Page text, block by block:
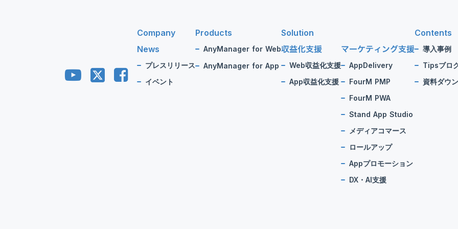
Company
News
プレスリリース
イベント
Products
AnyManager for Web
AnyManager for App
Solution
収益化支援
Web収益化支援
App収益化支援
マーケティング支援
AppDelivery
FourM PMP
FourM PWA
Stand App Studio
メディアコマース
ロールアップ
Appプロモーション
DX・AI支援
Contents
導入事例
Tipsブロ
資料ダウ